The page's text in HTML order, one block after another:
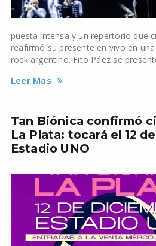
puesta intensa y un repertorio que
reafirmó su presente en vivo en
rock argentino. Fito Páez se
Leer Mas
Tan Biónica confirmó
La Plata: tocará el 12
Estadio UNO